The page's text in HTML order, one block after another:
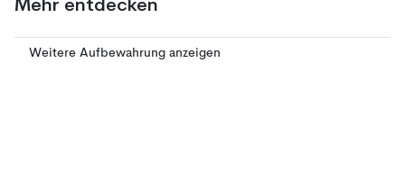
Mehr entdecken
Weitere Aufbewahrung anzeigen